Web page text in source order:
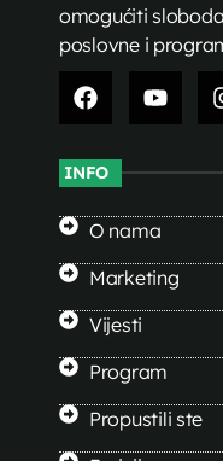
omogućiti
poslovne i
INFO
O nama
Marketing
Vijesti
Program
Propustili ste